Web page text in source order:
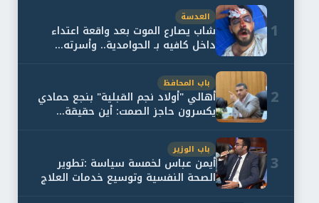
1
العدسة
شاب يصارع الموت بعد واقعة اعتداء
داخل كافيه بـ الحوامدية.. وأسرته...
2
باب المحافظ
أهالي "أولاد نجم القبلية" بنجع حمادي
يكسرون حاجز الصمت: أين حقيقة...
3
باب الوزير
أيمن عباس لخمسة سياسة :تطوير
الصحة النفسية وتوسيع خدمات العلاج